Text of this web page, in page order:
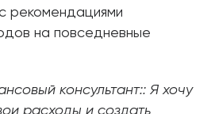
рекомендациями
на повседневные
консультант:: Я хочу
расходы и создать